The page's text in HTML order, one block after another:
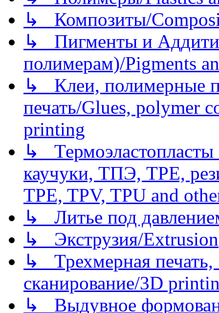
↳ Композиты/
↳ Пигменты и
полимерам)/Pigments
↳ Клеи, полимерные
печать/Glues, polymer
printing
↳
каучуки, ТПЭ, TPE,
TPE, TPV, TPU and
↳ Литье под
↳ Экструзия/Extrusion
↳ Трехмерная
сканирование/3D
↳ Выдувное